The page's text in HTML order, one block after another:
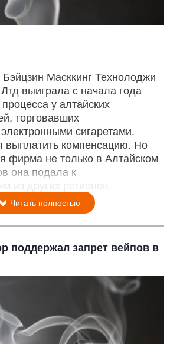
Масккинг Технолоджи
выиграла с начала года
у алтайских
торговавших
сигаретами.
выплатить компенсацию. Но
фирма не только в Алтайском
она подала к
из других регионов.
Читать полностью
поддержал запрет вейпов в